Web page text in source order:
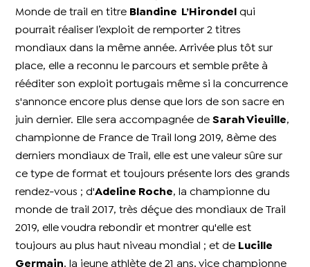
Monde de trail en titre Blandine L’Hirondel
qui
pourrait réaliser l’exploit de remporter 2 titres
mondiaux dans la même année. Arrivée plus tôt sur
place, elle a reconnu le parcours et semble prête à
rééditer son exploit portugais même si la concurrence
s'annonce encore plus dense que lors de son sacre en
juin dernier. Elle sera accompagnée deSarah Vieuille,
championne de France de Trail long 2019, 8ème des
derniers mondiaux de Trail, elle est une valeur sûre sur
ce type de format et toujours présente lors des grands
rendez-vous ; d'Adeline Roche, la championne du
monde de trail 2017, très déçue des mondiaux de Trail
2019, elle voudra rebondir et montrer qu'elle est
toujours au plus haut niveau mondial ; et de Lucille
Germain, la jeune athlète de 21 ans, vice championne